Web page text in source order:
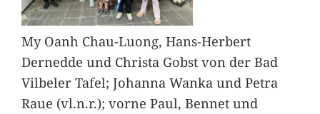
My Oanh Chau-Luong, Hans-Herbert
Dernedde und Christa Gobst von der Bad
Vilbeler Tafel; Johanna Wanka und Petra
Raue (vl.n.r.); vorne Paul, Bennet und